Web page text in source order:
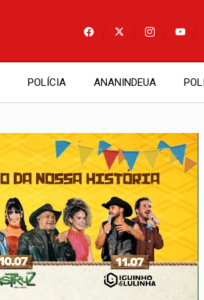
POLÍCIA ANANINDEUA